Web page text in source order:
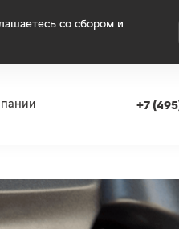
со сбором и
+7